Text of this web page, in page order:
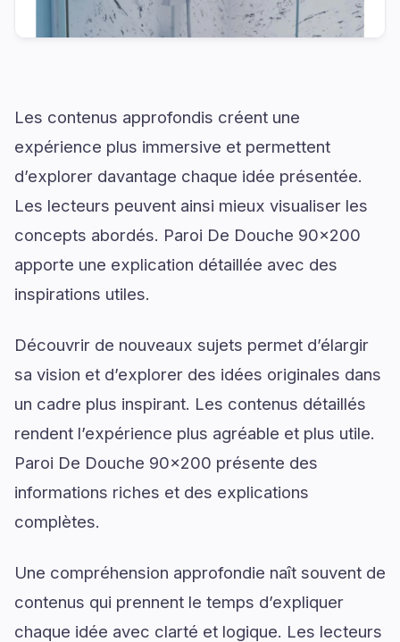
Les contenus approfondis créent une
expérience plus immersive et permettent
d’explorer davantage chaque idée présentée.
Les lecteurs peuvent ainsi mieux visualiser les
concepts abordés. Paroi De Douche 90x200
apporte une explication détaillée avec des
inspirations utiles.
Découvrir de nouveaux sujets permet d’élargir
sa vision et d’explorer des idées originales dans
un cadre plus inspirant. Les contenus détaillés
rendent l’expérience plus agréable et plus utile.
Paroi De Douche 90x200 présente des
informations riches et des explications
complètes.
Une compréhension approfondie naît souvent de
contenus qui prennent le temps d’expliquer
chaque idée avec clarté et logique. Les lecteurs